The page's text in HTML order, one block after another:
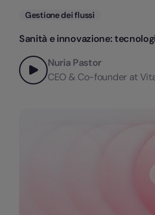
Categorie
Gestione dei flussi
Sanità e innovazione:
Nuria Pastor
CEO & Co-founder at